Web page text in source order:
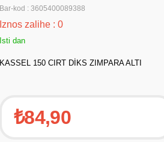
Bar-kod : 3605400089388
Iznos zalihe : 0
Isti dan
KASSEL 150 CIRT DİKS ZIMPARA ALTI
₺84,90